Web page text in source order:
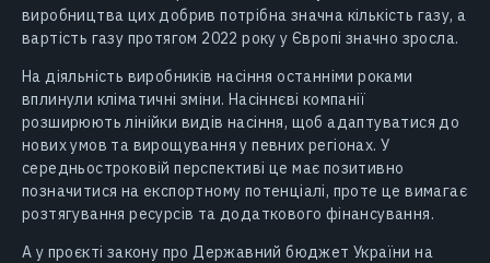
виробництва цих добрив потрібна значна кількість газу, а
вартість газу протягом 2022 року у Європі значно зросла.
На діяльність виробників насіння останніми роками
вплинули кліматичні зміни. Насіннєві компанії
розширюють лінійки видів насіння, щоб адаптуватися до
нових умов та вирощування у певних регіонах. У
середньостроковій перспективі це має позитивно
позначитися на експортному потенціалі, проте це вимагає
розтягування ресурсів та додаткового фінансування.
А у проєкті закону про Державний бюджет України на